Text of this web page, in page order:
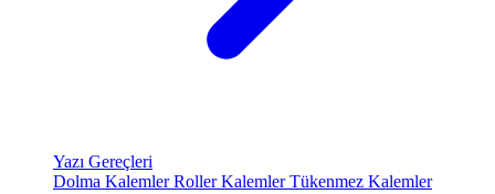
Yazı Gereçleri
Dolma KalemlerRoller KalemlerTükenmez Kalemler